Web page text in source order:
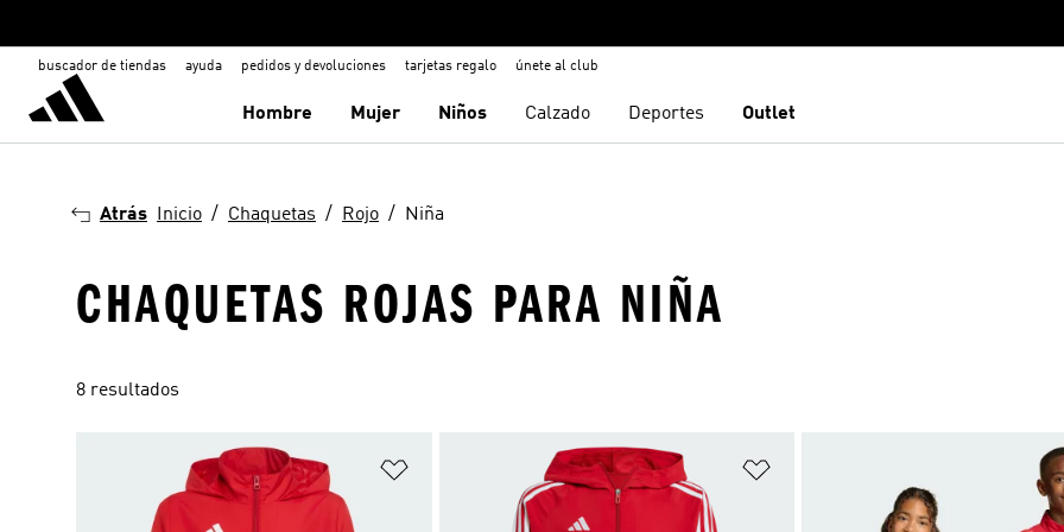
buscador de tiendas ayuda pedidos y devoluciones tarjetas regalo únete al club
Hombre Mujer Niños Calzado Deportes Outlet
Atrás Inicio Chaquetas Rojo Niña
CHAQUETAS ROJAS PARA NIÑA
8 resultados
Añadir a la lista de deseos